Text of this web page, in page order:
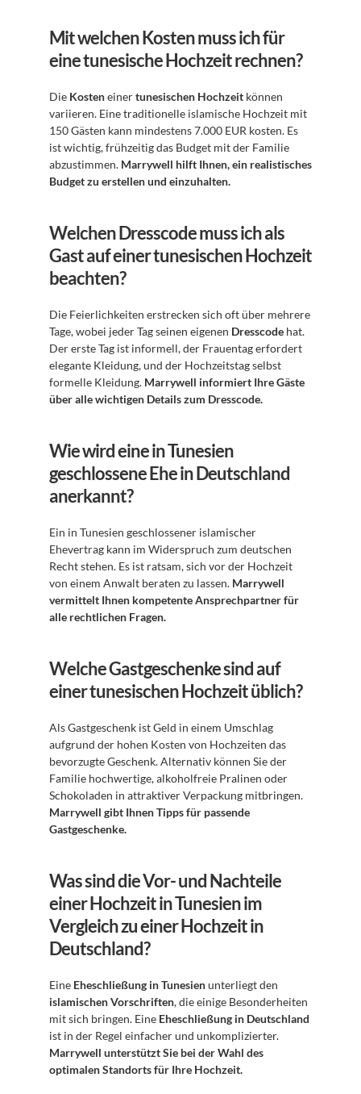
Mit welchen Kosten muss ich für
eine tunesische Hochzeit rechnen?
Die Kosten einer tunesischen Hochzeit können
variieren. Eine traditionelle islamische Hochzeit mit
150 Gästen kann mindestens 7.000 EUR kosten. Es
ist wichtig, frühzeitig das Budget mit der Familie
abzustimmen. Marrywell hilft Ihnen, ein realistisches
Budget zu erstellen und einzuhalten.
Welchen Dresscode muss ich als
Gast auf einer tunesischen Hochzeit
beachten?
Die Feierlichkeiten erstrecken sich oft über mehrere
Tage, wobei jeder Tag seinen eigenen Dresscode hat.
Der erste Tag ist informell, der Frauentag erfordert
elegante Kleidung, und der Hochzeitstag selbst
formelle Kleidung. Marrywell informiert Ihre Gäste
über alle wichtigen Details zum Dresscode.
Wie wird eine in Tunesien
geschlossene Ehe in Deutschland
anerkannt?
Ein in Tunesien geschlossener islamischer
Ehevertrag kann im Widerspruch zum deutschen
Recht stehen. Es ist ratsam, sich vor der Hochzeit
von einem Anwalt beraten zu lassen. Marrywell
vermittelt Ihnen kompetente Ansprechpartner für
alle rechtlichen Fragen.
Welche Gastgeschenke sind auf
einer tunesischen Hochzeit üblich?
Als Gastgeschenk ist Geld in einem Umschlag
aufgrund der hohen Kosten von Hochzeiten das
bevorzugte Geschenk. Alternativ können Sie der
Familie hochwertige, alkoholfreie Pralinen oder
Marrywell gibt Ihnen Tipps für passende
Gastgeschenke.
Was sind die Vor- und Nachteile
einer Hochzeit in Tunesien im
Vergleich zu einer Hochzeit in
Deutschland?
Eine Eheschließung in Tunesien
islamischen Vorschriften, die einige Besonderheiten
mit sich bringen. Eine Eheschließung in Deutschland
Marrywell unterstützt Sie bei der Wahl des
optimalen Standorts für Ihre Hochzeit.